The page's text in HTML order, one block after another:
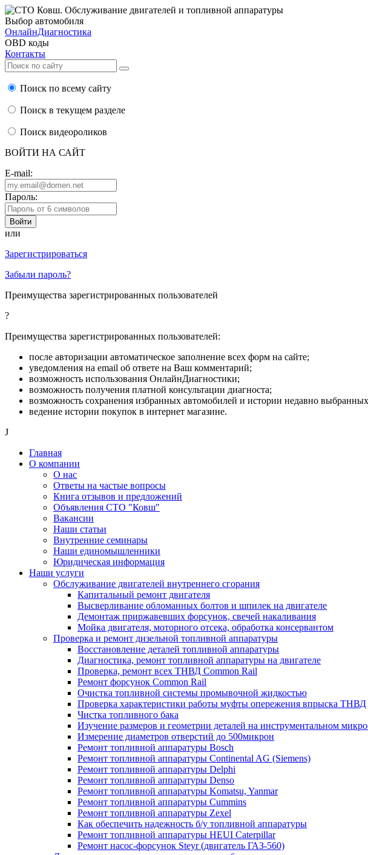
Выбор автомобиля
ОнлайнДиагностика
OBD коды
Контакты
Поиск по всему сайту
Поиск в текущем разделе
Поиск видеороликов
ВОЙТИ НА САЙТ
E-mail:
Пароль:
или
Зарегистрироваться
Забыли пароль?
Преимущества зарегистрированных пользователей
?
Преимущества зарегистрированных пользователей:
после авторизации автоматическое заполнение всех форм на сайте;
уведомления на email об ответе на Ваш комментарий;
возможность использования ОнлайнДиагностики;
возможность получения платной консультации диагноста;
возможность сохранения избранных автомобилей и истории недавно
ведение истории покупок в интернет магазине.
J
Главная
О компании
О нас
Ответы на частые вопросы
Книга отзывов и предложений
Объявления СТО "Ковш"
Вакансии
Наши статьи
Внутренние семинары
Наши единомышленники
Юридическая информация
Наши услуги
Обслуживание двигателей внутреннего сгорания
Капитальный ремонт двигателя
Высверливание обломанных болтов и шпилек на двигателе
Демонтаж приржавевших форсунок, свечей накаливания
Мойка двигателя, моторного отсека, обработка консервантом
Проверка и ремонт дизельной топливной аппаратуры
Восстановление деталей топливной аппаратуры
Диагностика, ремонт топливной аппаратуры на двигателе
Проверка, ремонт всех ТНВД Common Rail
Ремонт форсунок Common Rail
Очистка топливной системы промывочной жидкостью
Проверка характеристики работы муфты опережения впрыска ТНВД
Чистка топливного бака
Изучение размеров и геометрии деталей на инструментальном
Измерение диаметров отверстий до 500микрон
Ремонт топливной аппаратуры Bosch
Ремонт топливной аппаратуры Continental AG (Siemens)
Ремонт топливной аппаратуры Delphi
Ремонт топливной аппаратуры Denso
Ремонт топливной аппаратуры Komatsu, Yanmar
Ремонт топливной аппаратуры Cummins
Ремонт топливной аппаратуры Zexel
Как обеспечить надежность б/у топливной аппаратуры
Ремонт топливной аппаратуры HEUI Caterpillar
Ремонт насос-форсунок Steyr (двигатель ГАЗ-560)